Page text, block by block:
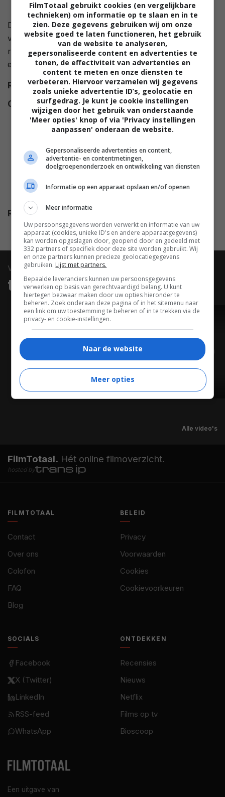
De mooie Emmannuelle lukt het niet om sex te krijgen
van haar eigen man, waarna ze besluit om een hele
reeks VIPs te verleiden, waarom de minister-president
en een ambassadeur.
Regie Gerald Thomas.
Cast
Peter Butterworth,Kenneth
Williams ,Joan Sims,Henry
McGee,Eric Barker,Joan
Connor,Jack Douglas
Victor
Maddern,Merlyn Ward,
Suzanne Danielle
Larry Dann
Release
video
trailers & clips
02:47
TRAILER
Alle video's
FilmTotaal. Hét online filmoverzicht.
hosted by
Een uitgave van
FILMTOTAAL
Contact
Over ons
Colofon
FAQ
Blog
BELEID
Privacy
Voorwaarden
Cookies
Cookievoorkeuren
SOCIALS
Facebook
X (Twitter)
LinkedIn
RSS-feed
WhatsApp
ONTDEKKEN
Recensies
Nieuws
Netflix
Films op tv
Bioscoop
FilmTotaal gebruikt cookies (en vergelijkbare
technieken) om informatie op te slaan en in te
zien. Deze gegevens gebruiken wij om onze
website goed te laten functioneren, het gebruik
van de website te analyseren,
gepersonaliseerde content en advertenties te
tonen, de effectiviteit van advertenties en
content te meten en onze diensten te
verbeteren. Hiervoor verzamelen wij gegevens
zoals unieke advertentie ID’s, geolocatie en
surfgedrag. Je kunt je cookie instellingen
wijzigen door het gebruik van onderstaande
'Meer opties' knop of via 'Privacy instellingen
aanpassen' onderaan de website.
Gepersonaliseerde advertenties en content,
advertentie- en contentmetingen,
doelgroepenonderzoek en ontwikkeling van diensten
Informatie op een apparaat opslaan en/of openen
Meer informatie
Uw persoonsgegevens worden verwerkt en informatie van uw
apparaat (cookies, unieke ID's en andere apparaatgegevens)
kan worden opgeslagen door, geopend door en gedeeld met
332 partners of specifiek door deze site worden gebruikt. Wij
en onze partners kunnen precieze geolocatiegegevens
gebruiken. Lijst met partners.
Bepaalde leveranciers kunnen uw persoonsgegevens
verwerken op basis van gerechtvaardigd belang. U kunt
hiertegen bezwaar maken door uw opties hieronder te
beheren. Zoek onderaan deze pagina of in het sitemenu naar
een link om uw toestemming te beheren of in te trekken via de
privacy- en cookie-instellingen.
Naar de website
Meer opties